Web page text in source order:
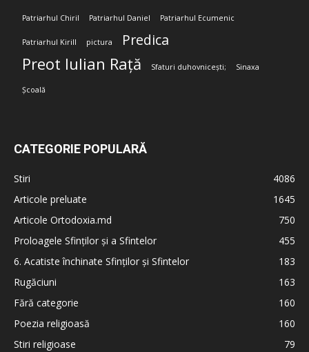
Patriarhul Chiril Patriarhul Daniel Patriarhul Ecumenic
Patriarhul Kirill pictura Predica
Preot Iulian Rață Sfaturi duhovnicești; Sinaxa
Școală
CATEGORIE POPULARĂ
Stiri
4086
Articole preluate
1645
Articole Ortodoxia.md
750
Proloagele Sfinților și a Sfintelor
455
6. Acatiste închinate Sfinților și Sfintelor
183
Rugăciuni
163
Fără categorie
160
Poezia religioasă
160
Stiri religioase
79